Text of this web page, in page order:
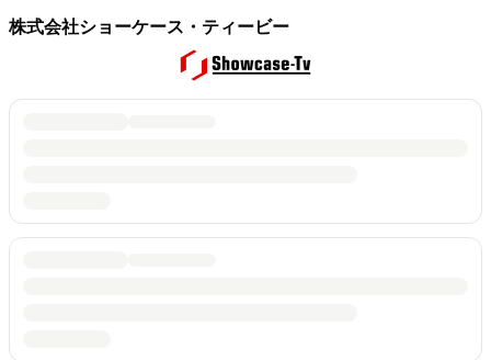
株式会社ショーケース・ティービー